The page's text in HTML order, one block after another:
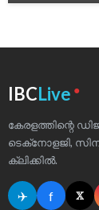
IBCLive ●
കേരളത്തിന്റെ
ടെക്‌നോളജി,
ക്ലിക്കിൽ.
✈ f 𝕏